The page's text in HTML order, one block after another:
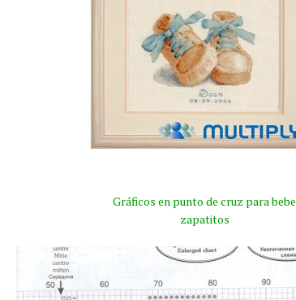
Gráficos en punto de cruz para bebe
zapatitos